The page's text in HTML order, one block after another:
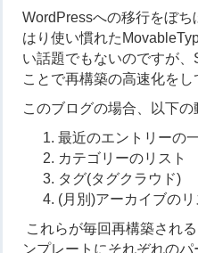
WordPressへの移行をぼ
はり使い慣れた
い話題でもないのですが
ことで再構築の高速化を
このブログの場合、以下
最近のエントリーの
カテゴリーのリスト
タグ(タグクラウド)
(月別)アーカイブの
これらが毎回再構築され
ンプレートにそれぞれの